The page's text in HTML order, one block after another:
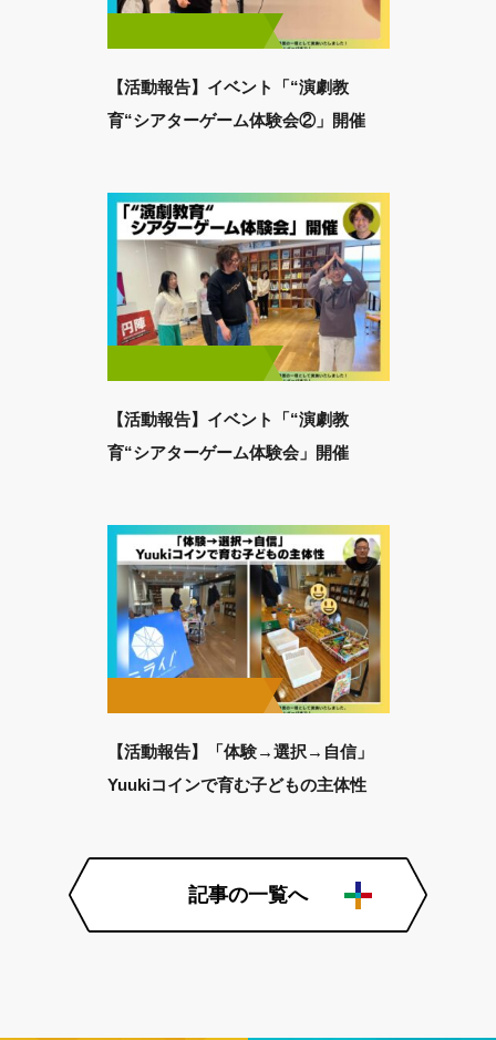
【活動報告】イベント「“演劇教
育“シアターゲーム体験会②」開催
【活動報告】イベント「“演劇教
育“シアターゲーム体験会」開催
【活動報告】「体験→選択→自信」
Yuukiコインで育む子どもの主体性
記事の一覧へ